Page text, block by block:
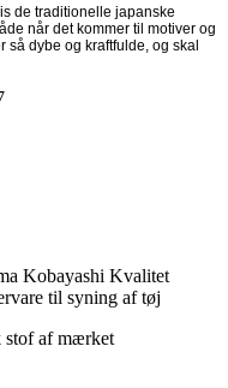
de traditionelle japanske
når det kommer til motiver og
så dybe og kraftfulde, og skal
stof af mærket